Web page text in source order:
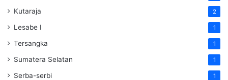
Kutaraja 2
Lesabe I 1
Tersangka 1
Sumatera Selatan 1
Serba-serbi 1